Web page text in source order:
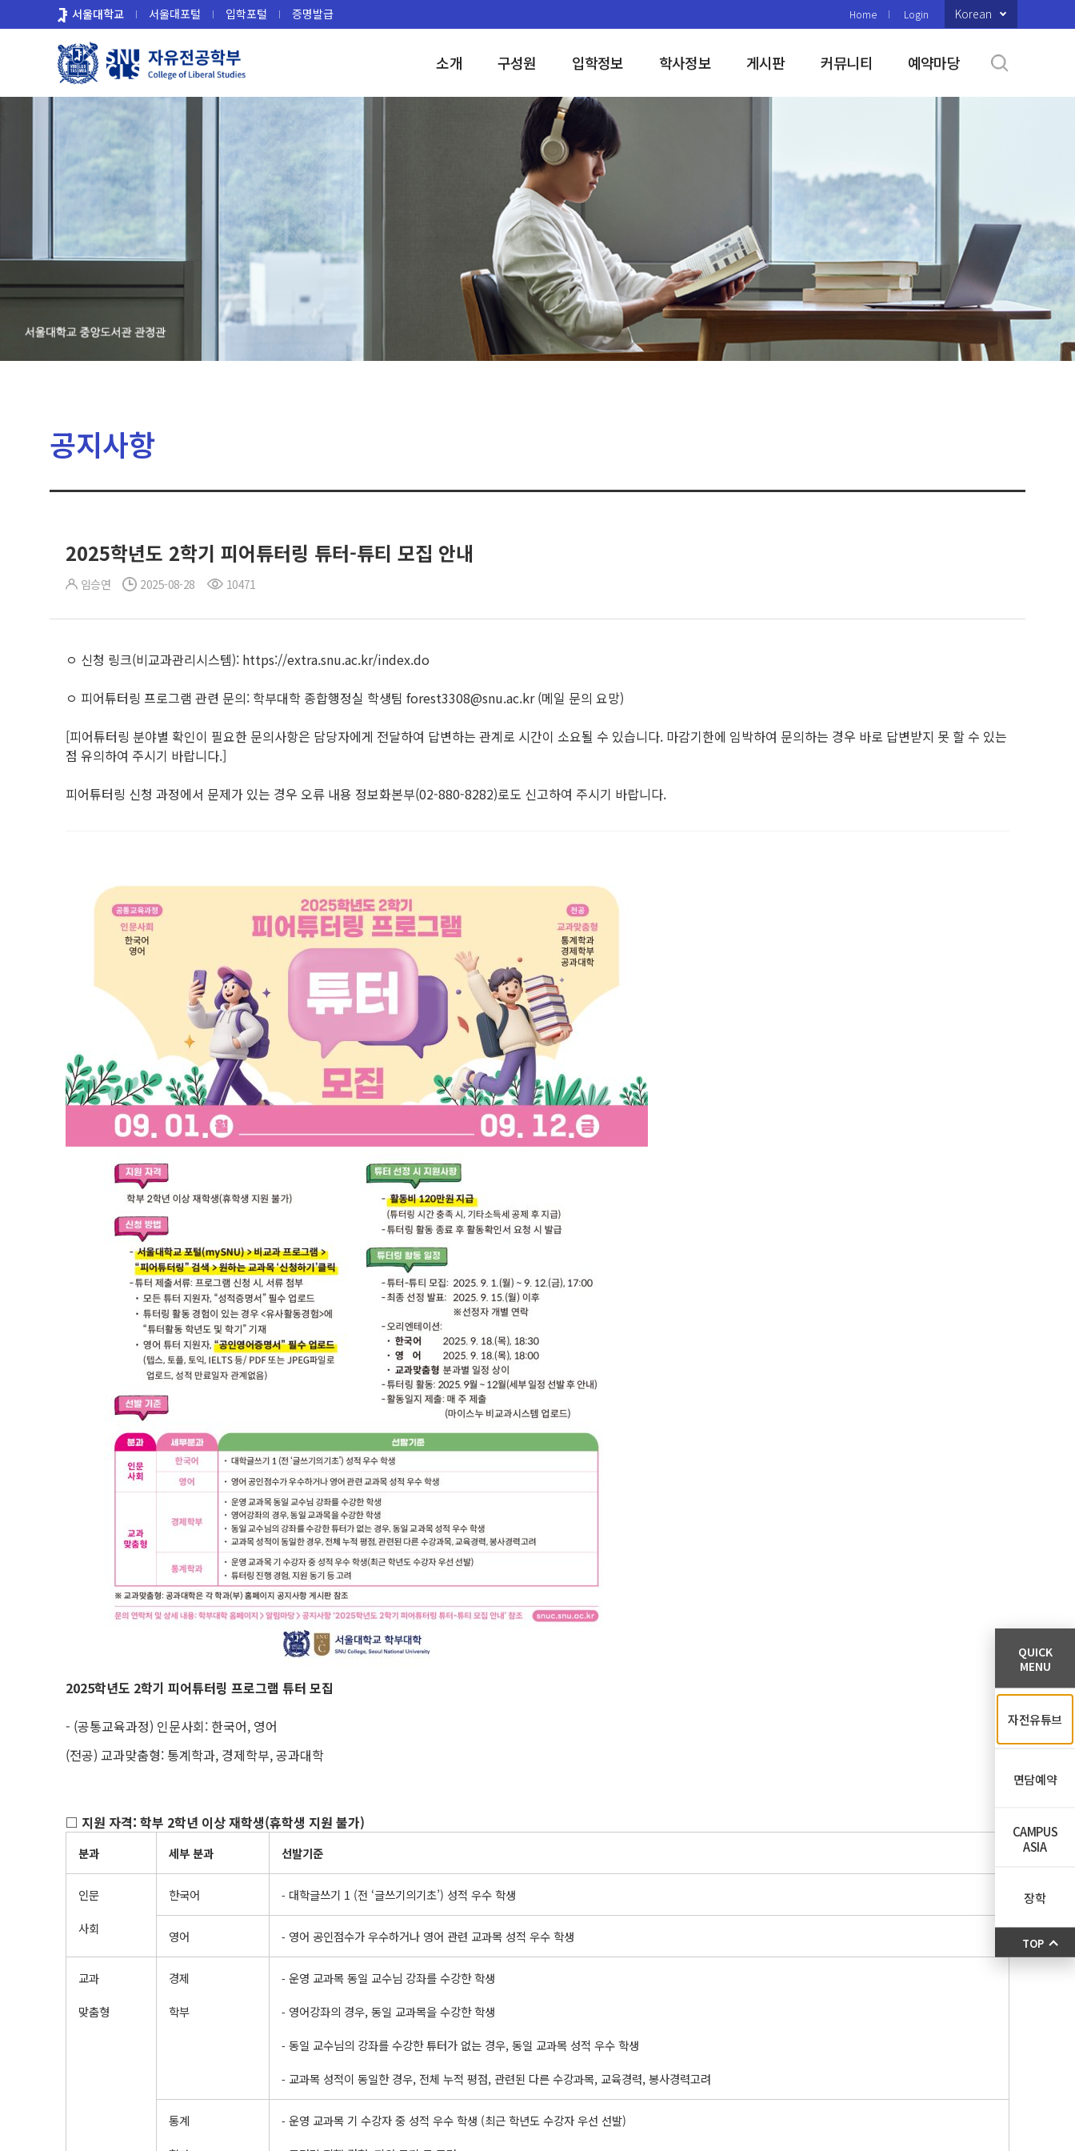
로
서울대학교 서울대포털 입학포털 증명발급 Home Login Korean
소개 구성원 입학정보 학사정보 게시판 커뮤니티 예약마당
공지사항
2025학년도 2학기 피어튜터링 튜터-튜티 모집 안내
임승연 2025-08-28 10471
ㅇ 신청 링크(비교과관리시스템): https://extra.snu.ac.kr/index.do
ㅇ 피어튜터링 프로그램 관련 문의: 학부대학 종합행정실 학생팀 forest3308@snu.ac.kr (메일 문의 요망)
[피어튜터링 분야별 확인이 필요한 문의사항은 담당자에게 전달하여 답변하는 관계로 시간이 소요될 수 있습니다. 마감기한에 임박하여 문의하는 경우 바로 답변받지 못 할 수 있는
점 유의하여 주시기 바랍니다.]
피어튜터링 신청 과정에서 문제가 있는 경우 오류 내용 정보화본부(02-880-8282)로도 신고하여 주시기 바랍니다.
2025학년도 2학기 피어튜터링 프로그램 튜터 모집
- (공통교육과정) 인문사회: 한국어, 영어
(전공) 교과맞춤형: 통계학과, 경제학부, 공과대학
□ 지원 자격: 학부 2학년 이상 재학생(휴학생 지원 불가)
분과 세부분과 선발기준
인문
사회
한국어 ⁃ 대학글쓰기 1 (전 ‘글쓰기의기초’) 성적 우수 학생
영어 ⁃ 영어 공인점수가 우수하거나 영어 관련 교과목 성적 우수 학생
교과
맞춤형
경제
학부
⁃ 운영 교과목 동일 교수님 강좌를 수강한 학생
⁃ 영어강좌의 경우, 동일 교과목을 수강한 학생
⁃ 동일 교수님의 강좌를 수강한 튜터가 없는 경우, 동일 교과목 성적 우수 학생
⁃ 교과목 성적이 동일한 경우, 전체 누적 평점, 관련된 다른 수강과목, 교육경력, 봉사경력고려
통계
⁃ 운영 교과목 기 수강자 중 성적 우수 학생 (최근 학년도 수강자 우선 선발)
QUICK
MENU
자전유튜브
면담예약
CAMPUS
ASIA
장학
TOP